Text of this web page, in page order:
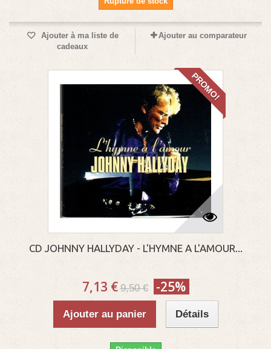
Ajouter à ma liste de
cadeaux
Ajouter au comparateur
PROMO!
CD JOHNNY HALLYDAY - L'HYMNE A L'AMOUR...
7,13 € 9,50 € -25%
Ajouter au panier Détails